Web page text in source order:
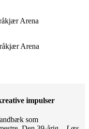
Arena
Arena
impulser
som